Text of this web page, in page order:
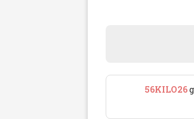
56KILO26